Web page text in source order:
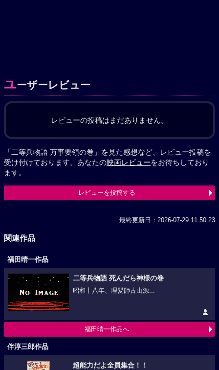
ユーザーレビュー
レビューの投稿はまだありません。
「二等兵物語 万事要領の巻」を見た感想など、レビュー投稿を
受け付けております。あなたの映画レビューをお待ちしており
ます。
レビューを投稿する
最終更新日：2026-07-29 11:50:23
関連作品
福田晴一作品
二等兵物語 死んだら神様の巻
昭和十八年、理髪師古山源...
-
福田晴一作品へ
伴淳三郎作品
超能力だよ全員集合！！